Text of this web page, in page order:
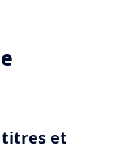
titres et